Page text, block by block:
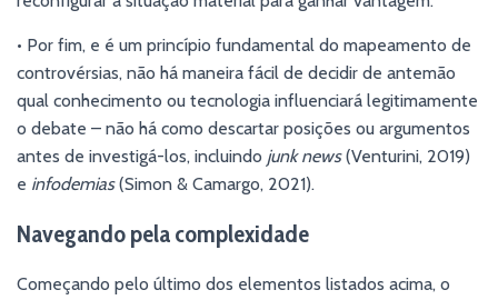
• Por fim, e é um princípio fundamental do mapeamento de
controvérsias, não há maneira fácil de decidir de antemão
qual conhecimento ou tecnologia influenciará legitimamente
o debate – não há como descartar posições ou argumentos
antes de investigá-los, incluindo junk news(Venturini, 2019)
e infodemias(Simon & Camargo, 2021).
Navegando pela complexidade
Começando pelo último dos elementos listados acima, o